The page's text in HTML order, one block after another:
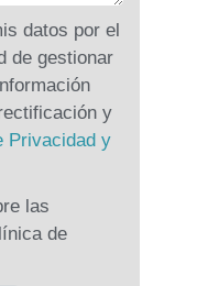
datos por el
de gestionar
y
Privacidad y
las
de